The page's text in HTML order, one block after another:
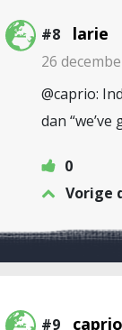
#8 larie
26
@caprio:
dan “we’ve
0
Vorige
#9 caprio